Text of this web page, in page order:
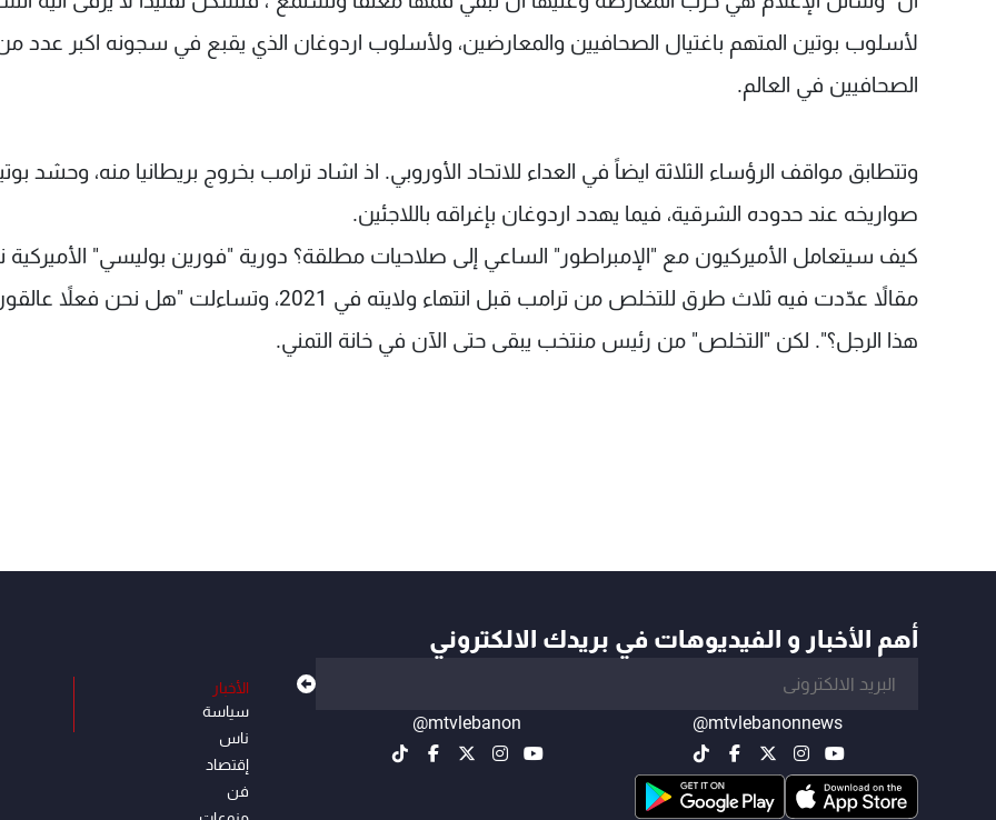
لأسلوب بوتين المتهم باغتيال الصحافيين والمعارضين، ولأسلوب اردوغان الذي يقبع في سجونه اكبر عدد
الصحافيين في العالم.
وتتطابق مواقف الرؤساء الثلاثة ايضاً في العداء للاتحاد الأوروبي. اذ اشاد ترامب بخروج بريطانيا منه، وحشد
صواريخه عند حدوده الشرقية، فيما يهدد اردوغان بإغراقه باللاجئين.
كيف سيتعامل الأميركيون مع "الإمبراطور" الساعي إلى صلاحيات مطلقة؟ دورية "فورين بوليسي"
مقالاً عدّدت فيه ثلاث طرق للتخلص من ترامب قبل انتهاء ولايته في 2021، وتساءلت "هل نحن
هذا الرجل؟". لكن "التخلص" من رئيس منتخب يبقى حتى الآن في خانة التمني.
أهم الأخبار و الفيديوهات في بريدك الالكتروني
@mtvlebanonnews
@mtvlebanon
الأخبار
سياسة
ناس
إقتصاد
فن